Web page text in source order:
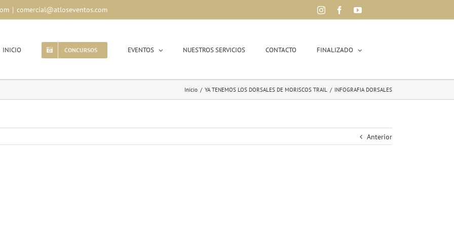
| comercial@atloseventos.com InstagramFacebookYouTube
INICIO CONCURSOS EVENTOS NUESTROS SERVICIOS CONTACTO FINALIZADO
Inicio / YA TENEMOS LOS DORSALES DE MORISCOS TRAIL / INFOGRAFIA DORSALES
Anterior